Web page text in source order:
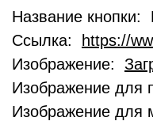
Название кнопки:
Ссылка:
https://
Изображение:
Изображение для
Изображение для